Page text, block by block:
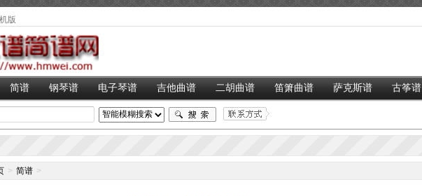
版
简谱 钢琴谱 电子琴谱 吉他曲谱 二胡曲谱 笛箫曲谱 萨克斯谱 古筝谱
> 简谱 >